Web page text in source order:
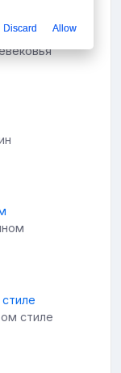
стиле
Discard Allow